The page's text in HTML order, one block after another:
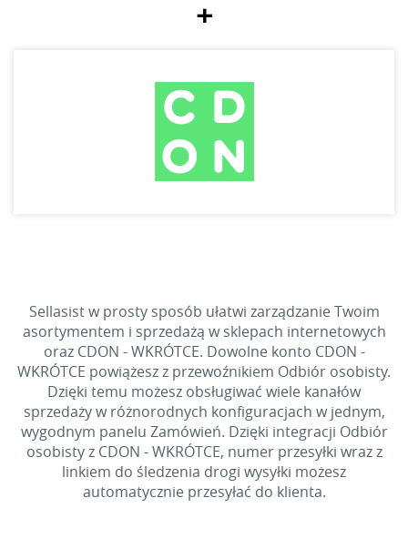
+
Sellasist w prosty sposób ułatwi zarządzanie Twoim
asortymentem i sprzedażą w sklepach internetowych
oraz CDON - WKRÓTCE. Dowolne konto CDON -
WKRÓTCE powiążesz z przewoźnikiem Odbiór osobisty.
Dzięki temu możesz obsługiwać wiele kanałów
sprzedaży w różnorodnych konfiguracjach w jednym,
wygodnym panelu Zamówień. Dzięki integracji Odbiór
osobisty z CDON - WKRÓTCE, numer przesyłki wraz z
linkiem do śledzenia drogi wysyłki możesz
automatycznie przesyłać do klienta.